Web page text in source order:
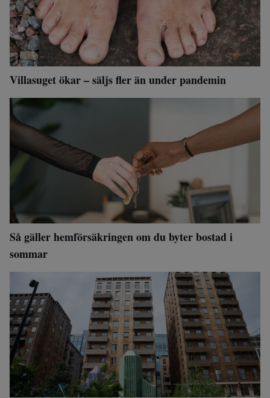
Villasuget ökar – säljs fler än under pandemin
Så gäller hemförsäkringen om du byter bostad i
sommar